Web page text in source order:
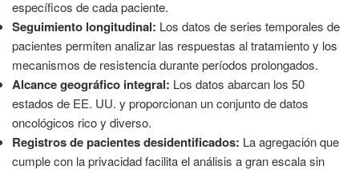
específicos de cada paciente.
Seguimiento longitudinal: Los datos de series temporales de
pacientes permiten analizar las respuestas al tratamiento y los
mecanismos de resistencia durante períodos prolongados.
Alcance geográfico integral: Los datos abarcan los 50
estados de EE. UU. y proporcionan un conjunto de datos
oncológicos rico y diverso.
Registros de pacientes desidentificados: La agregación que
cumple con la privacidad facilita el análisis a gran escala sin